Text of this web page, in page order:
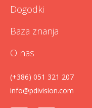
Dogodki
Baza znanja
O nas
(+386) 051 321 207
info@pdivision.com